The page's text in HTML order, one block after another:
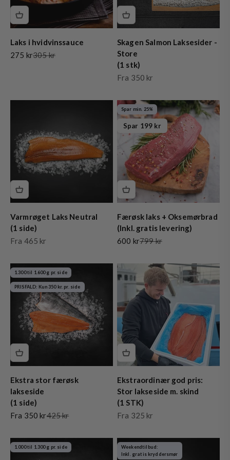
Laks i hvidvinssauce
Salgspris
275 krNormalpris
305 kr
Skagen Salmon Laksesider -
Store
(1 stk)
Salgspris
Fra 350 kr
Varmrøget Laks Neutral
(1 side)
Salgspris
Fra 465 kr
Spar min. 25%
Spar 199 kr
Færøsk laks + Oksemørbrad
(Inkl. gratis levering)
Salgspris
600 krNormalpris
799 kr
1.300 til 1.600 g pr. side
PRISFALD: Kun 350 kr. pr. side
Ekstra stor færøsk
lakseside
(1 side)
Salgspris
Fra 350 krNormalpris
425 kr
Ekstraordinær god pris:
Stor lakseside m. skind
(1 STK)
Salgspris
Fra 325 kr
1.000 til 1.300 g pr. side
Weekendtilbud:
Inkl. gratis kryddersmør